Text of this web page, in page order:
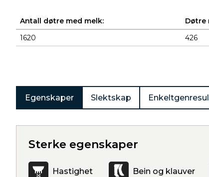
Antall døtre med melk: Døtre
1620
426
Egenskaper Slektskap
Sterke egenskaper
Hastighet Bein og klauver